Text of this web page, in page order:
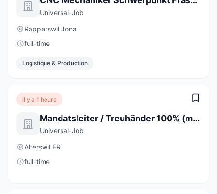
Universal-Job
Rapperswil Jona
full-time
Logistique & Production
il y a 1 heure
Mandatsleiter / Treuhänder 100% (m/w/d)
Universal-Job
Alterswil FR
full-time